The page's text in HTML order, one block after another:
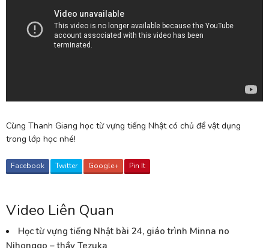
Cùng Thanh Giang học từ vựng tiếng Nhật có chủ để vật dụng
trong lớp học nhé!
Facebook Twitter Google+ Pin It
Video Liên Quan
Học từ vựng tiếng Nhật bài 24, giáo trình Minna no
Nihonggo – thầy Tezuka